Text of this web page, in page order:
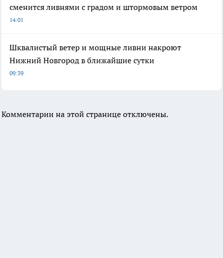
сменится ливнями с градом и штормовым ветром
14:01
Шквалистый ветер и мощные ливни накроют
Нижний Новгород в ближайшие сутки
09:39
Комментарии на этой странице отключены.